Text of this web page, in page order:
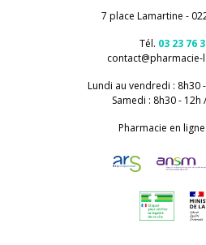
7 place Lamartine -
Tél. 03 23 76
contact@
Lundi au vendredi : 8h30
Samedi : 8h30 - 12h
Pharmacie en